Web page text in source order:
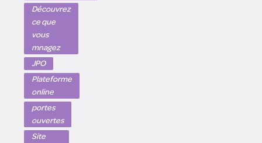
Découvrez
ce que
vous
mnagez
JPO
Plateforme
online
portes
ouvertes
Site